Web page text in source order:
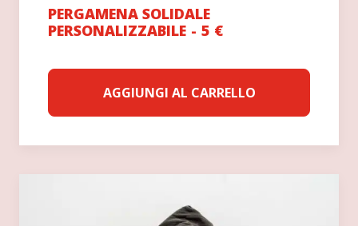
PERGAMENA SOLIDALE
PERSONALIZZABILE
5 €
AGGIUNGI AL CARRELLO